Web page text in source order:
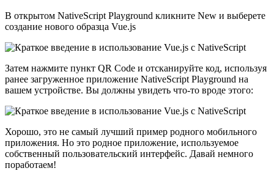
В открытом NativeScript Playground кликните New и выберете
создание нового образца Vue.js
Затем нажмите пункт QR Code и отсканируйте код, используя
ранее загруженное приложение NativeScript Playground на
вашем устройстве. Вы должны увидеть что-то вроде этого:
Хорошо, это не самый лучший пример родного мобильного
приложения. Но это родное приложение, используемое
собственный пользовательский интерфейс. Давай немного
поработаем!